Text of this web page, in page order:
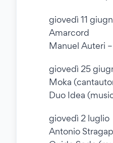
giovedì 11
Amarcord
Manuel Auteri
giovedì 25
Moka
Duo Idea
giovedì 2 luglio
Antonio